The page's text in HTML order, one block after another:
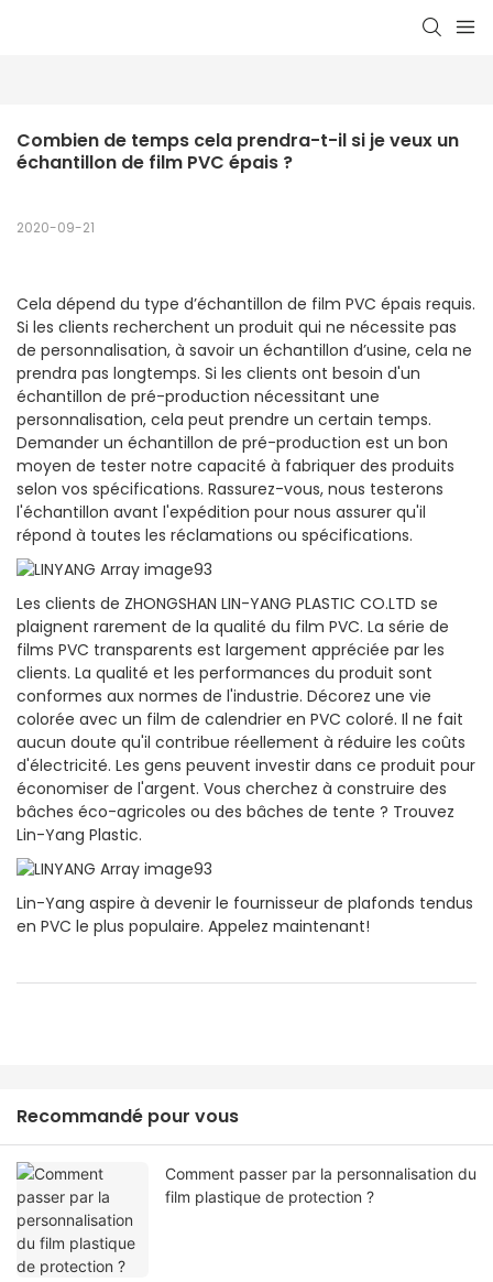
Combien de temps cela prendra-t-il si je veux un
échantillon de film PVC épais ?
2020-09-21
Cela dépend du type d’échantillon de film PVC épais requis.
Si les clients recherchent un produit qui ne nécessite pas
de personnalisation, à savoir un échantillon d’usine, cela ne
prendra pas longtemps. Si les clients ont besoin d'un
échantillon de pré-production nécessitant une
personnalisation, cela peut prendre un certain temps.
Demander un échantillon de pré-production est un bon
moyen de tester notre capacité à fabriquer des produits
selon vos spécifications. Rassurez-vous, nous testerons
l'échantillon avant l'expédition pour nous assurer qu'il
répond à toutes les réclamations ou spécifications.
Les clients de ZHONGSHAN LIN-YANG PLASTIC CO.LTD se
plaignent rarement de la qualité du film PVC. La série de
films PVC transparents est largement appréciée par les
clients. La qualité et les performances du produit sont
conformes aux normes de l'industrie. Décorez une vie
colorée avec un film de calendrier en PVC coloré. Il ne fait
aucun doute qu'il contribue réellement à réduire les coûts
d'électricité. Les gens peuvent investir dans ce produit pour
économiser de l'argent. Vous cherchez à construire des
bâches éco-agricoles ou des bâches de tente ? Trouvez
Lin-Yang Plastic.
Lin-Yang aspire à devenir le fournisseur de plafonds tendus
en PVC le plus populaire. Appelez maintenant!
Recommandé pour vous
Comment passer par la personnalisation du
film plastique de protection ?